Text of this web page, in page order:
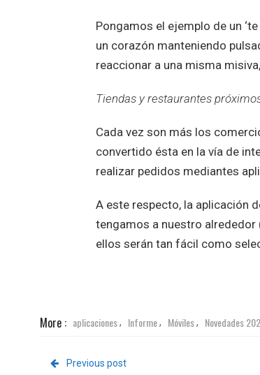
Pongamos el ejemplo de un
un corazón manteniendo
reaccionar a una misma
Tiendas y restaurantes
Cada vez son más los
convertido ésta en la vía de
realizar pedidos mediantes
A este respecto, la aplicación
tengamos a nuestro
ellos serán tan fácil como
More : aplicaciones, Informe, Móviles, Novedades
Previous post